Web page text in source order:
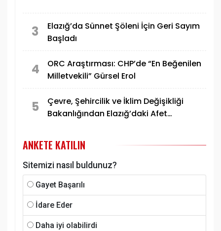
3
Elazığ’da Sünnet Şöleni İçin Geri Sayım
Başladı
4
ORC Araştırması: CHP’de “En Beğenilen
Milletvekili” Gürsel Erol
5
Çevre, Şehircilik ve İklim Değişikliği
Bakanlığından Elazığ’daki Afet
ANKETE KATILIN
Sitemizi nasıl buldunuz?
Gayet Başarılı
İdare Eder
Daha iyi olabilirdi